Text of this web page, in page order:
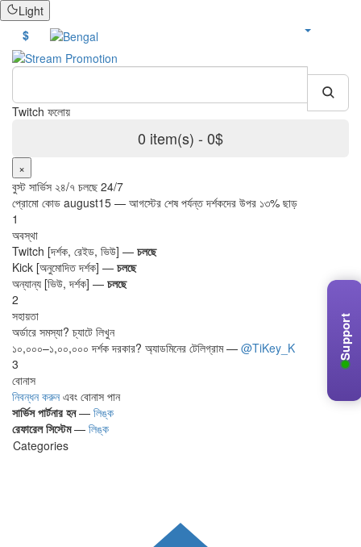
Light
Support
$
Twi
0 item(s) - 0$
×
বুস্ট সার্ভিস ২৪/৭ চলছে 24/7
প্রোমো কোড august15 — আগস্টের শেষ পর্যন্ত দর্শকদের উপর ১৩% ছাড়
1
অবস্থা
Twitch [দর্শক, রেইড, ভিউ] — চলছে
Kick [অনুমোদিত দর্শক] — চলছে
অন্যান্য [ভিউ, দর্শক] — চলছে
2
সহায়তা
অর্ডারে সমস্যা? চ্যাটে লিখুন
১০,০০০–১,০০,০০০ দর্শক দরকার? অ্যাডমিনের টেলিগ্রাম — @TiKey_K
3
বোনাস
নিবন্ধন করুনএবং বোনাস পান
সার্ভিস পার্টনার হন— লিঙ্ক
রেফারেল সিস্টেম— লিঙ্ক
Categories